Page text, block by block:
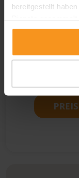
bereitgestellt
Cookies, wenn Sie